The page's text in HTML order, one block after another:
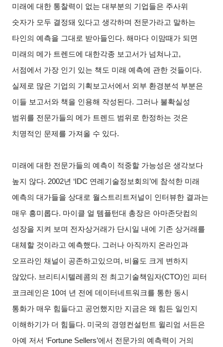
미래에 대한 통찰력이 없는 대부분의 기업들은 주사위
숫자가 모두 결정돼 있다고 생각하며 전문가라고 말하는
타인의 예측을 그대로 받아들인다. 해마다 이맘때가 되면
미래의 메가 트렌드에 대한각종 보고서가 넘쳐나고,
서점에서 가장 인기 있는 책도 미래 예측에 관한 것들이다.
실제로 많은 기업의 기획보고서에서 외부 환경분석 부분은
이들 보고서와 책을 인용해 작성된다. 그러나 불확실성
범위를 전문가들의 메가 트렌드 범위로 한정하는 것은
치명적인 문제를 가져올 수 있다.
미래에 대한 전문가들의 예측이 적중할 가능성은 생각보다
높지 않다. 2002년 ‘IDC 연례기술정보회의’에 참석한 미래
예측의 대가들을 상대로 월스트리트저널이 인터뷰한 결과는
매우 흥미롭다. 마이클 얼 템플턴대 총장은 아마존닷컴의
성장을 지켜 보며 전자상거래가 단시일 내에 기존 상거래를
대 체할 것이라고 예측했다. 그러나 아직까지 온라인과
오프라인 채널이 공존하고있으며, 비율도 크게 변하지
않았다. 브리티시텔레콤의 전 최고기술책임자(CTO)인 피터
코크레인은 10여 년 전에 데이터네트워크를 통한 동시
통화가 매우 힘들다고 공언했지만 지금은 왜 힘든 일인지
이해하기가 더 힘들다. 미국의 경영컨설턴트 윌리엄 서든은
아예 저서 ‘Fortune Sellers’에서 전문가의 예측력이 거의